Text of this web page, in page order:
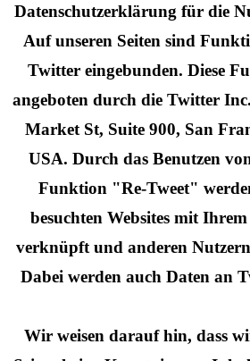
Datenschutzerklärung für die
Auf unseren Seiten sind
Twitter eingebunden. Diese
angeboten durch die Twitter
Market St, Suite 900, San
USA. Durch das Benutzen
Funktion "Re-Tweet"
besuchten Websites mit
verknüpft und anderen
Dabei werden auch Daten an
Wir weisen darauf hin, dass